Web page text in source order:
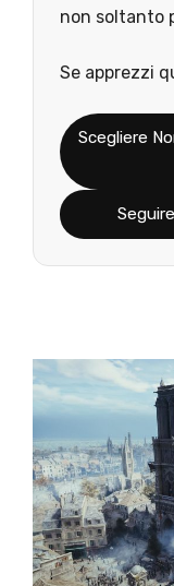
non soltanto
Se apprezzi
Scegliere